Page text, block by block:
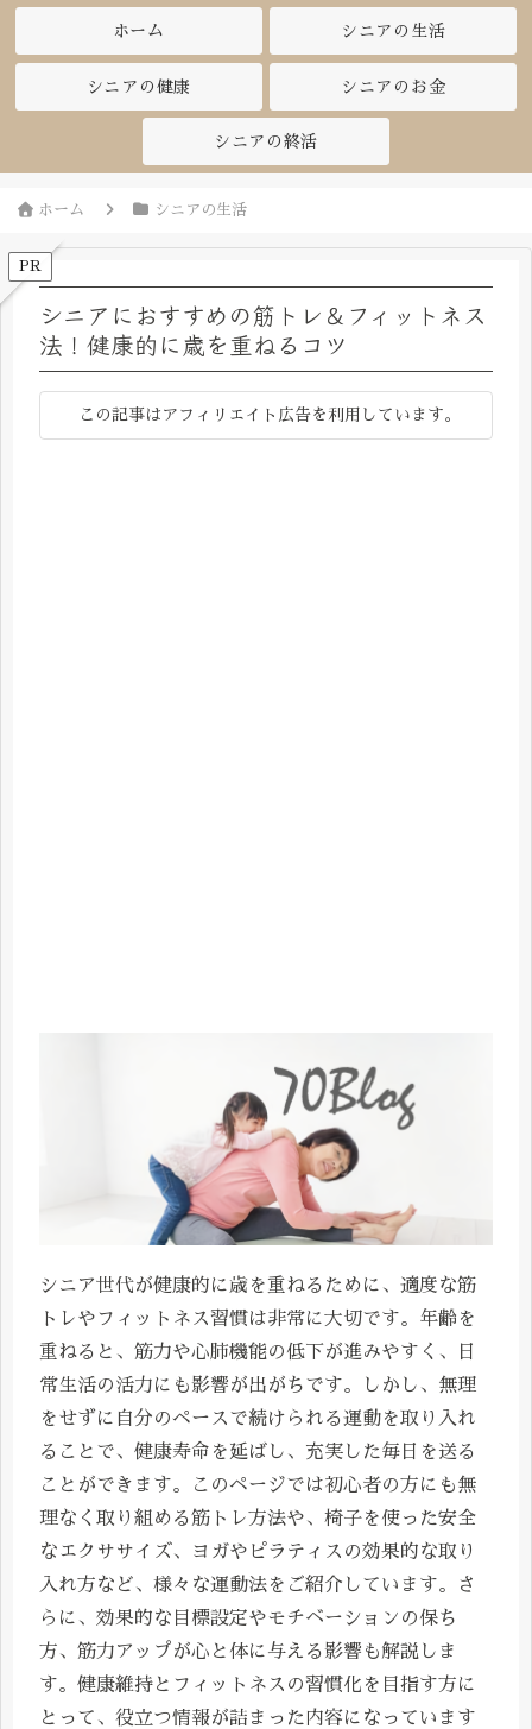
ホーム シニアの生活
シニアの健康 シニアのお金
シニアの終活
ホーム シニアの生活
PR
シニアにおすすめの筋トレ＆フィットネス
法！健康的に歳を重ねるコツ
この記事はアフィリエイト広告を利用しています。
シニア世代が健康的に歳を重ねるために、適度な筋
トレやフィットネス習慣は非常に大切です。年齢を
重ねると、筋力や心肺機能の低下が進みやすく、日
常生活の活力にも影響が出がちです。しかし、無理
をせずに自分のペースで続けられる運動を取り入れ
ることで、健康寿命を延ばし、充実した毎日を送る
ことができます。このページでは初心者の方にも無
理なく取り組める筋トレ方法や、椅子を使った安全
なエクササイズ、ヨガやピラティスの効果的な取り
入れ方など、様々な運動法をご紹介しています。さ
らに、効果的な目標設定やモチベーションの保ち
方、筋力アップが心と体に与える影響も解説しま
す。健康維持とフィットネスの習慣化を目指す方に
とって、役立つ情報が詰まった内容になっています